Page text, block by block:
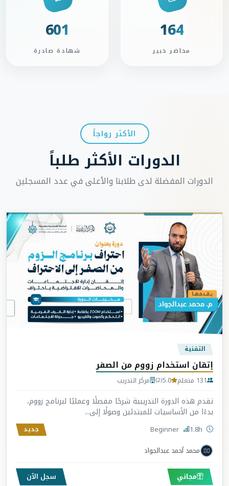
164
محاضر خبير
601
شهادة صادرة
الأكثر رواجاً
الدورات الأكثر طلباً
الدورات المفضلة لدى طلابنا والأعلى في عدد المسجلين
التقنية
إتقان استخدام زووم من الصفر
131 متعلم 5.0
(2) مركز التدريب
تقدم هذه الدورة التدريبية شرحًا مفصلًا وعمليًا لبرنامج زووم،
بدءًا من الأساسيات للمبتدئين وصولًا إلى...
جديد
محمد أحمد عبدالجواد
مجاني سجل الآن